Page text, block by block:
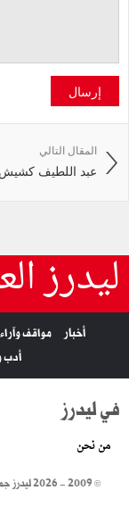
إرسال
المقال التالي
عبد اللطيف
ليدرز
أخبار مواقف وآراء
أدب
في ليدرز
من نحن
© 2009 - 2026 ليدرز جميع الحقوق محفوظة.